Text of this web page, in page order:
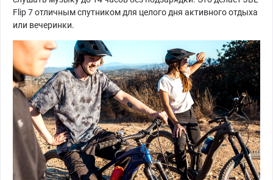
Flip 7 отличным спутником для целого дня активного отдыха
или вечеринки.